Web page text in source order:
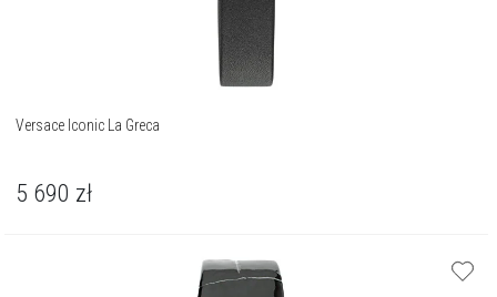
Versace Iconic La Greca
5 690 zł